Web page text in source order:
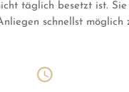
täglich besetzt ist.
schnellst